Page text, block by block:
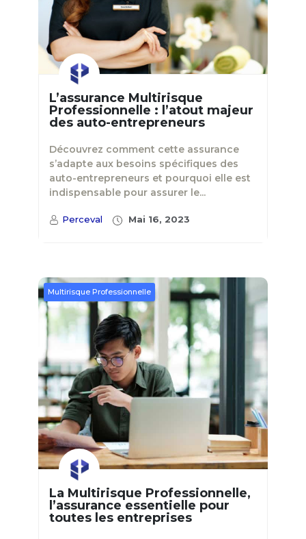
L’assurance Multirisque
Professionnelle : l’atout majeur
des auto-entrepreneurs
Découvrez comment cette assurance
s’adapte aux besoins spécifiques des
auto-entrepreneurs et pourquoi elle est
indispensable pour assurer le...
Perceval Mai 16, 2023
Multirisque Professionnelle
La Multirisque Professionnelle,
l’assurance essentielle pour
toutes les entreprises